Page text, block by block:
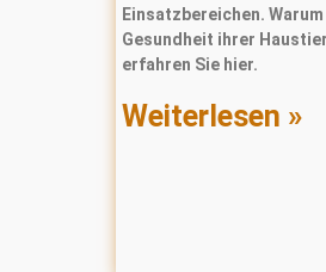
Einsatzbereichen.
Gesundheit ihrer
erfahren Sie hier.
Weiterlesen »